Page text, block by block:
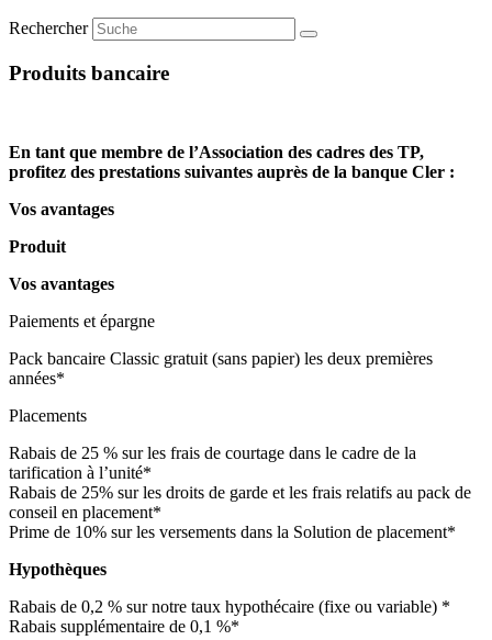
Rechercher
Produits bancaire
En tant que membre de l’Association des cadres des TP,
profitez des prestations suivantes auprès de la banque Cler :
Vos avantages
Produit
Vos avantages
Paiements et épargne
Pack bancaire Classic gratuit (sans papier) les deux premières
années*
Placements
Rabais de 25 % sur les frais de courtage dans le cadre de la
tarification à l’unité*
Rabais de 25% sur les droits de garde et les frais relatifs au pack de
conseil en placement*
Prime de 10% sur les versements dans la Solution de placement*
Hypothèques
Rabais de 0,2 % sur notre taux hypothécaire (fixe ou variable) *
Rabais supplémentaire de 0,1 %*